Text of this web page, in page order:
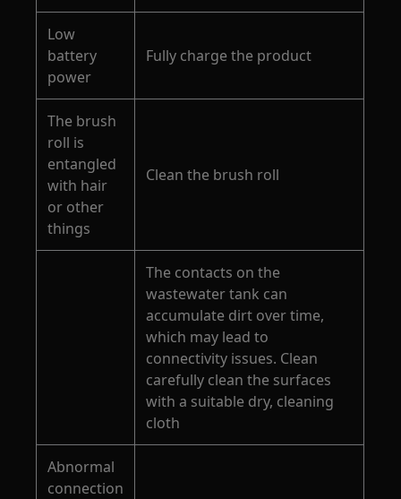
Low
battery
power
Fully charge the product
The brush
roll is
entangled
with hair
or other
things
Clean the brush roll
The contacts on the
wastewater tank can
accumulate dirt over time,
which may lead to
connectivity issues. Clean
carefully clean the surfaces
with a suitable dry, cleaning
cloth
Abnormal
connection